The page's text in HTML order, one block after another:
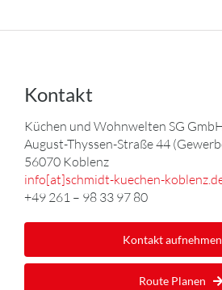
Kontakt
Küchen und Wohnwelten SG
August-Thyssen-Straße 44
56070 Koblenz
info[at]schmidt-kuechen-
+49 261 – 98 33 97 80
Kontakt aufnehmen
Route Planen